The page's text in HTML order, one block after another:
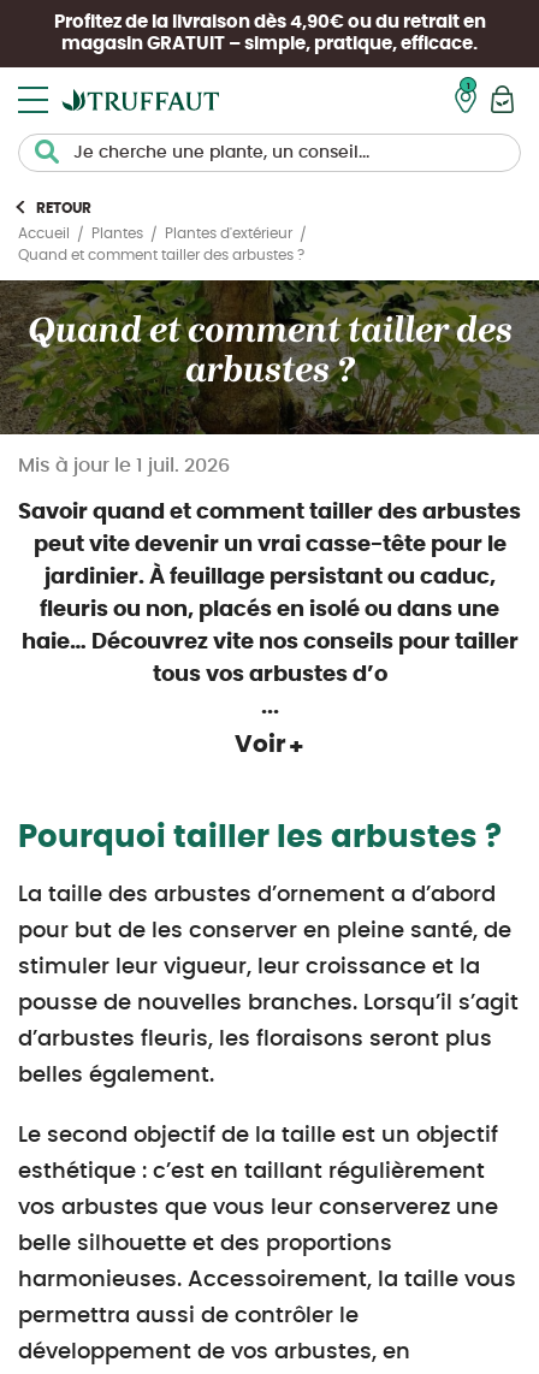
Profitez de la livraison dès 4,90€ ou du retrait en
magasin GRATUIT – simple, pratique, efficace.
RETOUR
Accueil
Plantes
Plantes d'extérieur
Quand et comment tailler des arbustes ?
Quand et comment tailler des
arbustes ?
Mis à jour le 1 juil. 2026
Savoir quand et comment tailler des arbustes
peut vite devenir un vrai casse-tête pour le
jardinier. À feuillage persistant ou caduc,
fleuris ou non, placés en isolé ou dans une
haie… Découvrez vite nos conseils pour tailler
tous vos arbustes d’o
...
Voir
Pourquoi tailler les arbustes ?
La taille des arbustes d’ornement a d’abord
pour but de les conserver en pleine santé, de
stimuler leur vigueur, leur croissance et la
pousse de nouvelles branches. Lorsqu’il s’agit
d’arbustes fleuris, les floraisons seront plus
belles également.
Le second objectif de la taille est un objectif
esthétique : c’est en taillant régulièrement
vos arbustes que vous leur conserverez une
belle silhouette et des proportions
harmonieuses. Accessoirement, la taille vous
permettra aussi de contrôler le
développement de vos arbustes, en